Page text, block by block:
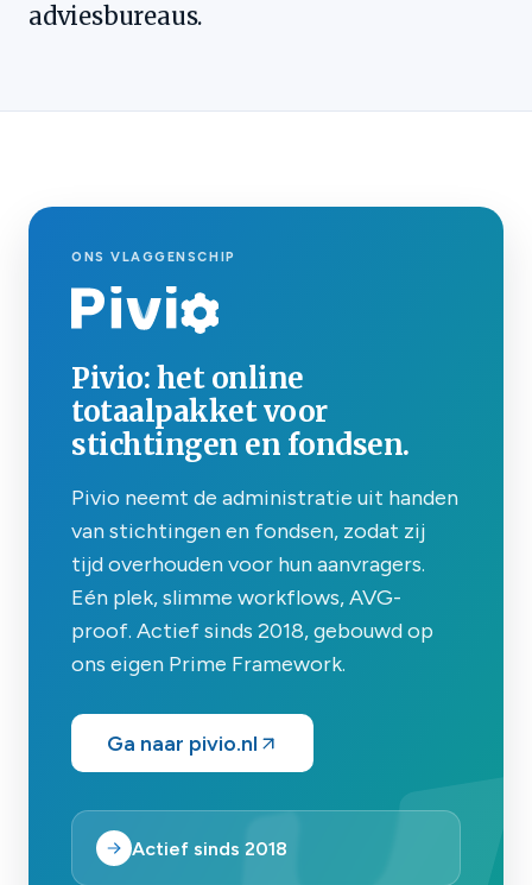
adviesbureaus.
ONS VLAGGENSCHIP
Pivio: het online
totaalpakket voor
stichtingen en fondsen.
Pivio neemt de administratie uit handen
van stichtingen en fondsen, zodat zij
tijd overhouden voor hun aanvragers.
Eén plek, slimme workflows, AVG-
proof. Actief sinds 2018, gebouwd op
ons eigen Prime Framework.
Ga naar pivio.nl
Actief sinds 2018